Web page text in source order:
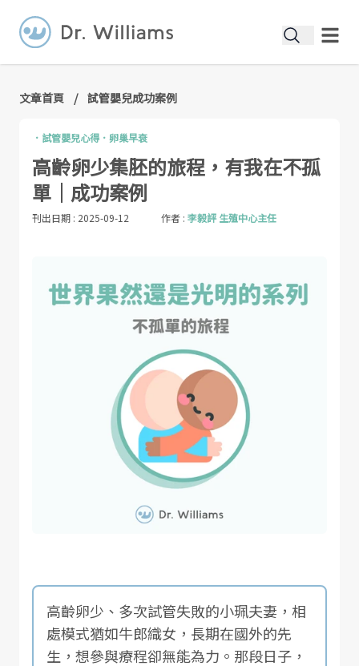
文章首頁 / 試管嬰兒成功案例
． 試管嬰兒心得． 卵巢早衰
高齡卵少集胚的旅程，有我在不孤
單｜成功案例
刊出日期 : 2025-09-12 作者 : 李毅評 生殖中心主任
高齡卵少、多次試管失敗的小珮夫妻，相
處模式猶如牛郎織女，長期在國外的先
生，想參與療程卻無能為力。那段日子，